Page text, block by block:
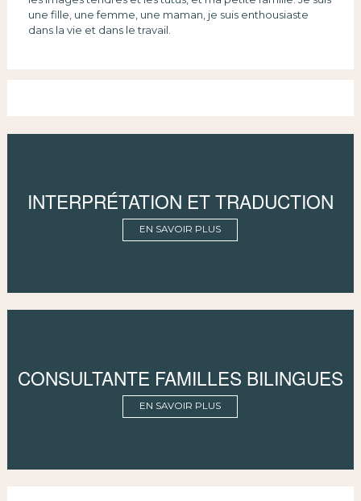
une fille, une femme, une maman, je suis enthousiaste
dans la vie et dans le travail.
INTERPRÉTATION ET TRADUCTION
EN SAVOIR PLUS
CONSULTANTE FAMILLES BILINGUES
EN SAVOIR PLUS